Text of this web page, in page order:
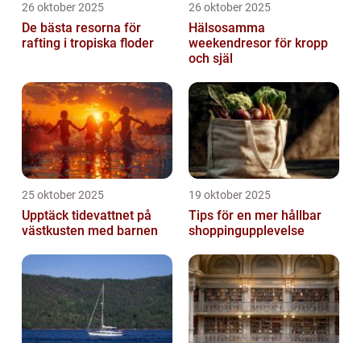
26 oktober 2025
De bästa resorna för
rafting i tropiska floder
26 oktober 2025
Hälsosamma
weekendresor för kropp
och själ
25 oktober 2025
Upptäck tidevattnet på
västkusten med barnen
19 oktober 2025
Tips för en mer hållbar
shoppingupplevelse